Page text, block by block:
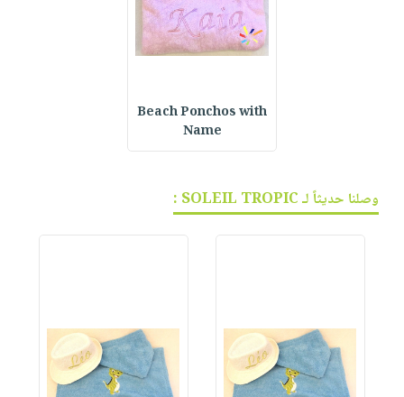
Beach Ponchos with
Name
وصلنا حديثاً لـ SOLEIL TROPIC :